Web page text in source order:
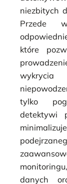
niezbitych
Przede
które
tylko
detektywi
danych